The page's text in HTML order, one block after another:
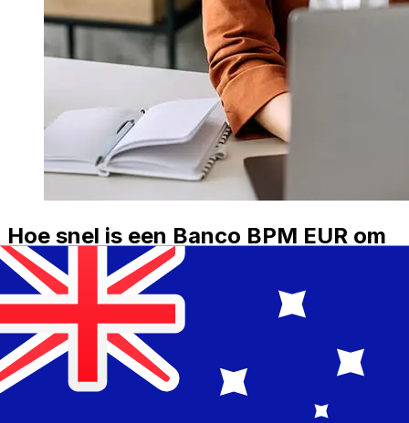
Hoe snel is een Banco BPM EUR om
over te AUD ?
Bezorgtijden voor internationale overboekingen met
Banco BPM van Euro Lidstaten tot Australië variëren
afhankelijk van de betaalmethode en het tijdstip van
transacties. Internationale bankoverschrijvingen duren
meestal 1 tot 5 werkdagen. Factoren zoals feestdagen
en veiligheidscontroles kunnen ook invloed hebben op
de levering. Controleer Banco BPM S.p.Ade afkaptijden